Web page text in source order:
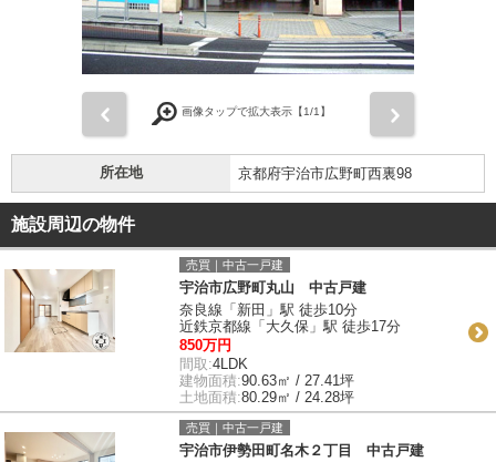
画像タップで拡大表示【1/1】
所在地 京都府宇治市広野町西裏98
施設周辺の物件
売買｜中古一戸建
宇治市広野町丸山 中古戸建
奈良線「新田」駅 徒歩10分
近鉄京都線「大久保」駅 徒歩17分
850万円
間取:4LDK
建物面積:90.63㎡ / 27.41坪
土地面積:80.29㎡ / 24.28坪
売買｜中古一戸建
宇治市伊勢田町名木２丁目 中古戸建